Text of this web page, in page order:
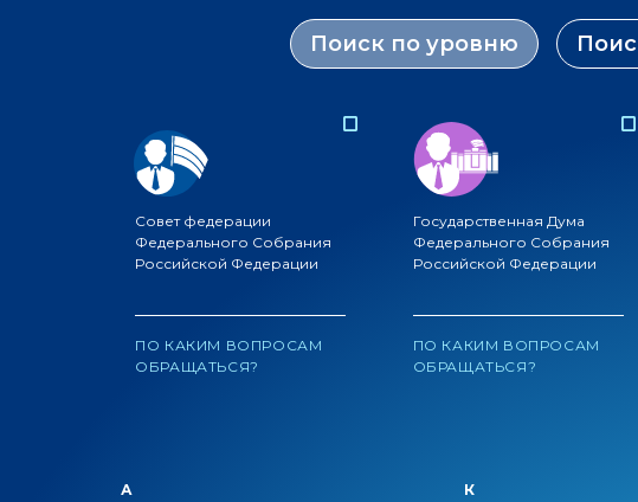
Поиск по уровню
Совет федерации
Федерального Собрания
Российской Федерации
ПО КАКИМ ВОПРОСАМ
ОБРАЩАТЬСЯ?
Государственная Дума
Федерального Собрания
Российской Федерации
ПО КАКИМ ВОПРОСАМ
ОБРАЩАТЬСЯ?
А
К